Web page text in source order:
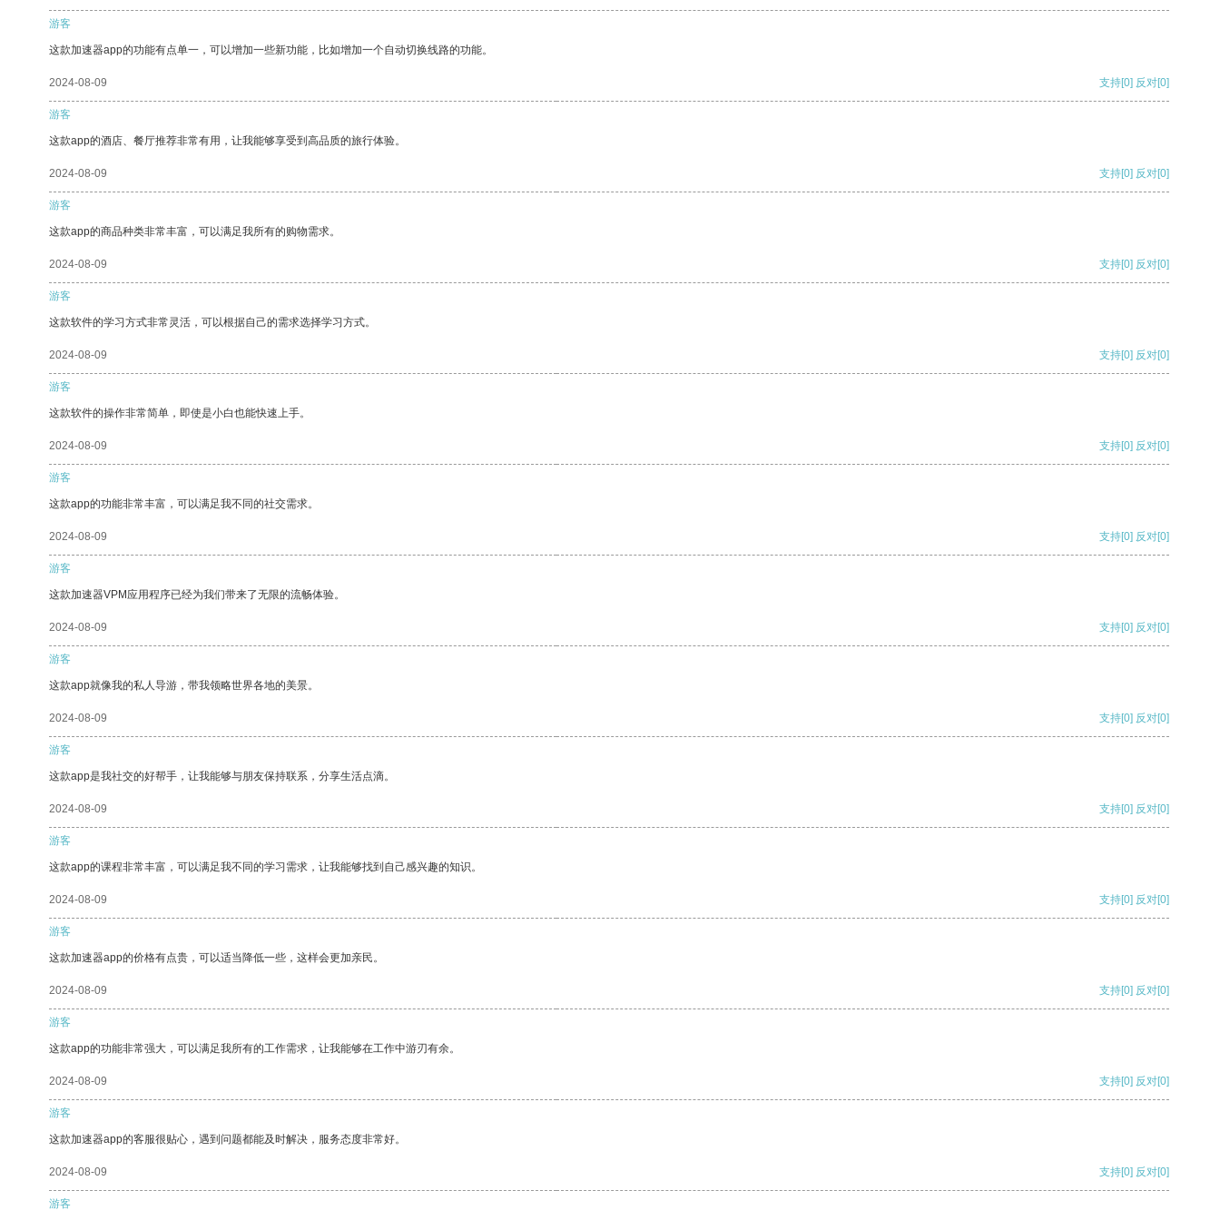
游客
这款加速器app的功能有点单一，可以增加一些新功能，比如增加一个自动切换线路的功能。
2024-08-09 支持[0] 反对[0]
游客
这款app的酒店、餐厅推荐非常有用，让我能够享受到高品质的旅行体验。
2024-08-09 支持[0] 反对[0]
游客
这款app的商品种类非常丰富，可以满足我所有的购物需求。
2024-08-09 支持[0] 反对[0]
游客
这款软件的学习方式非常灵活，可以根据自己的需求选择学习方式。
2024-08-09 支持[0] 反对[0]
游客
这款软件的操作非常简单，即使是小白也能快速上手。
2024-08-09 支持[0] 反对[0]
游客
这款app的功能非常丰富，可以满足我不同的社交需求。
2024-08-09 支持[0] 反对[0]
游客
这款加速器VPM应用程序已经为我们带来了无限的流畅体验。
2024-08-09 支持[0] 反对[0]
游客
这款app就像我的私人导游，带我领略世界各地的美景。
2024-08-09 支持[0] 反对[0]
游客
这款app是我社交的好帮手，让我能够与朋友保持联系，分享生活点滴。
2024-08-09 支持[0] 反对[0]
游客
这款app的课程非常丰富，可以满足我不同的学习需求，让我能够找到自己感兴趣的知识。
2024-08-09 支持[0] 反对[0]
游客
这款加速器app的价格有点贵，可以适当降低一些，这样会更加亲民。
2024-08-09 支持[0] 反对[0]
游客
这款app的功能非常强大，可以满足我所有的工作需求，让我能够在工作中游刃有余。
2024-08-09 支持[0] 反对[0]
游客
这款加速器app的客服很贴心，遇到问题都能及时解决，服务态度非常好。
2024-08-09 支持[0] 反对[0]
游客